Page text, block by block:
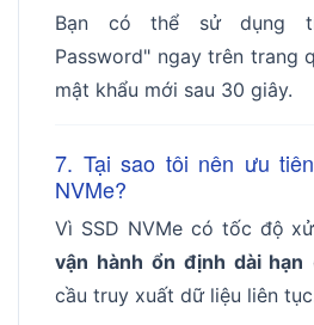
Bạn có thể sử dụng
Password" ngay trên trang
mật khẩu mới sau 30 giây.
7. Tại sao tôi nên ưu
NVMe?
Vì SSD NVMe có tốc độ
vận hành ổn định dài hạn
cầu truy xuất dữ liệu liên